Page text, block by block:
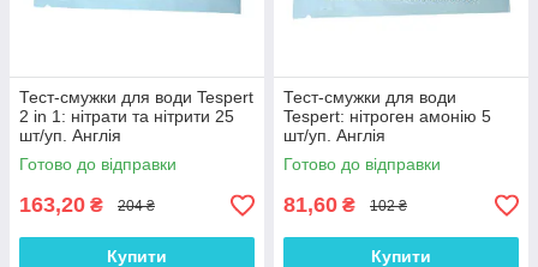
Тест-смужки для води Tespert
2 in 1: нітрати та нітрити 25
шт/уп. Англія
Готово до відправки
163,20 ₴ 204 ₴
Купити
Тест-смужки для води
Tespert: нітроген амонію 5
шт/уп. Англія
Готово до відправки
81,60 ₴ 102 ₴
Купити